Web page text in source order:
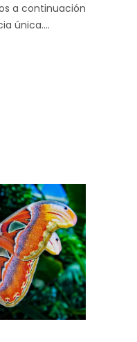
a continuación
única.